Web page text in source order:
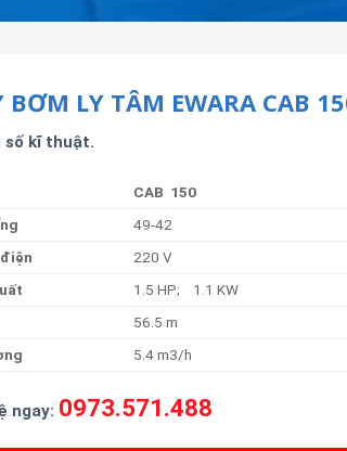
BƠM LY TÂM EWARA CAB
số kĩ thuật.
CAB 150
49-42
điện
220 V
1.5 HP; 1.1 KW
56.5 m
5.4 m3/h
ngay: 0973.571.488